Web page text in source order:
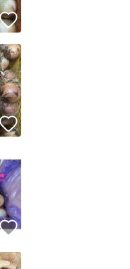
績について
ーザーにバッジを付与し
をクリアした安心・安全なユー
フリマの取引を完了させた実
リマサービスでの取引実績があ
をコピーします
す
ージへ
セル
いいね！
いいね！
いいね！